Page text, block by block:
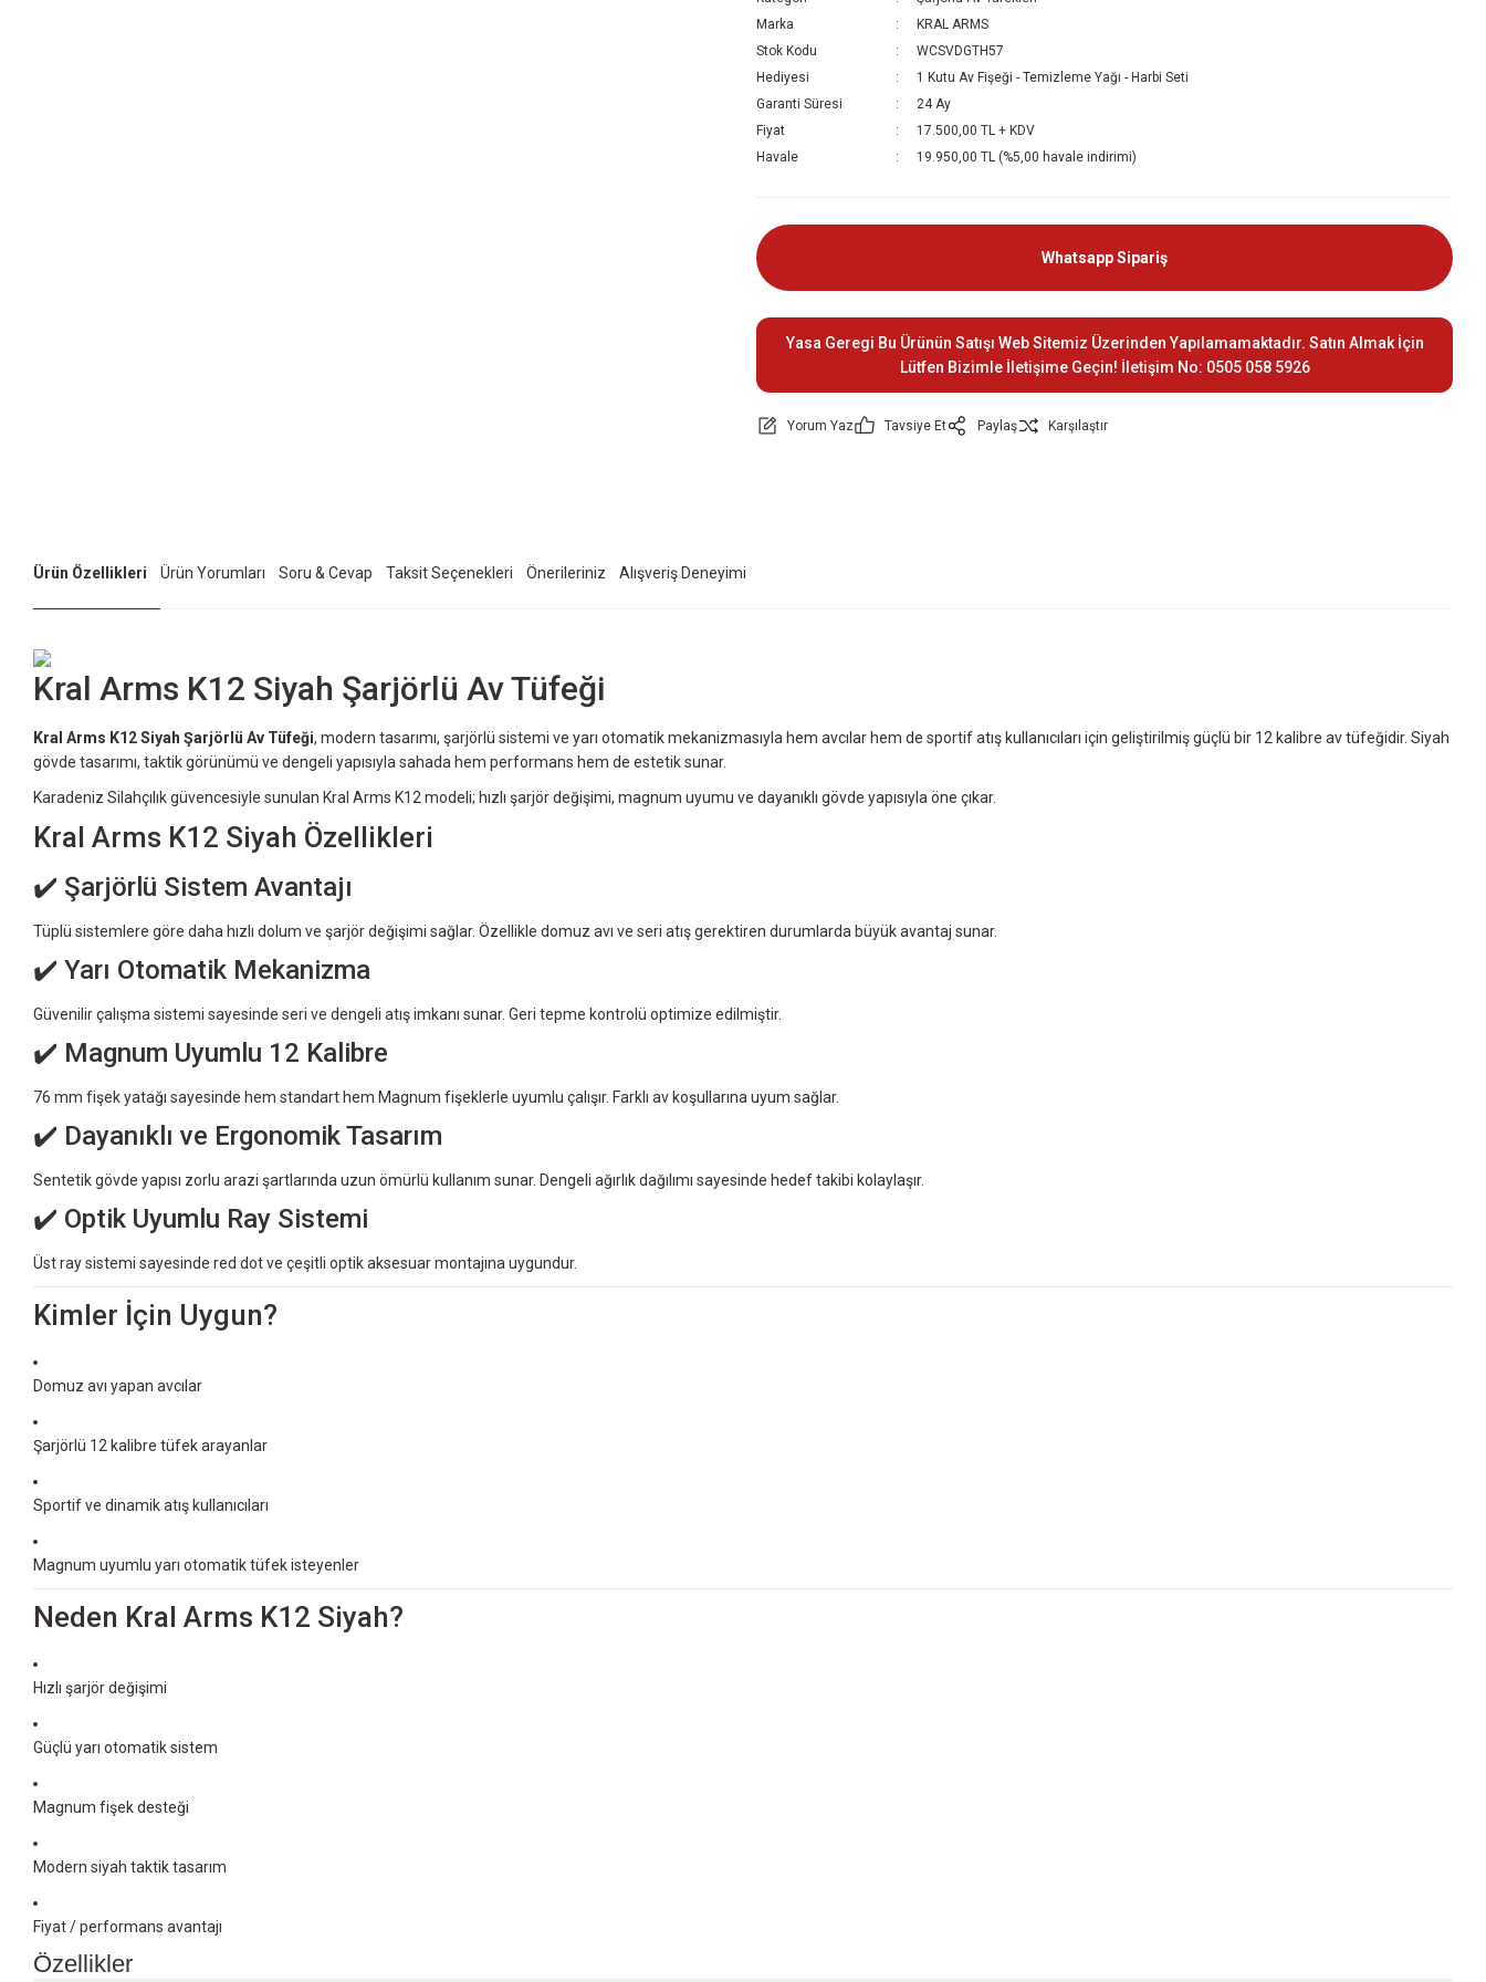
Marka
KRAL ARMS
Stok Kodu
WCSVDGTH57
Hediyesi
1 Kutu Av Fişeği - Temizleme Yağı - Harbi Seti
Garanti Süresi
24 Ay
Fiyat
17.500,00 TL + KDV
Havale
19.950,00 TL (%5,00 havale indirimi)
Whatsapp Sipariş
Yasa Geregi Bu Ürünün Satışı Web Sitemiz Üzerinden Yapılamamaktadır. Satın Almak İçin
Lütfen Bizimle İletişime Geçin! İletişim No: 0505 058 5926
Yorum Yaz Tavsiye Et Paylaş Karşılaştır
Ürün Özellikleri Ürün Yorumları Soru & Cevap Taksit Seçenekleri Önerileriniz Alışveriş Deneyimi
Kral Arms K12 Siyah Şarjörlü Av Tüfeği
Kral Arms K12 Siyah Şarjörlü Av Tüfeği, modern tasarımı, şarjörlü sistemi ve yarı otomatik mekanizmasıyla hem avcılar hem de sportif atış kullanıcıları için geliştirilmiş güçlü bir 12 kalibre av tüfeğidir. Siyah
gövde tasarımı, taktik görünümü ve dengeli yapısıyla sahada hem performans hem de estetik sunar.
Karadeniz Silahçılık güvencesiyle sunulan Kral Arms K12 modeli; hızlı şarjör değişimi, magnum uyumu ve dayanıklı gövde yapısıyla öne çıkar.
Kral Arms K12 Siyah Özellikleri
✔️ Şarjörlü Sistem Avantajı
Tüplü sistemlere göre daha hızlı dolum ve şarjör değişimi sağlar. Özellikle domuz avı ve seri atış gerektiren durumlarda büyük avantaj sunar.
✔️ Yarı Otomatik Mekanizma
Güvenilir çalışma sistemi sayesinde seri ve dengeli atış imkanı sunar. Geri tepme kontrolü optimize edilmiştir.
✔️ Magnum Uyumlu 12 Kalibre
76 mm fişek yatağı sayesinde hem standart hem Magnum fişeklerle uyumlu çalışır. Farklı av koşullarına uyum sağlar.
✔️ Dayanıklı ve Ergonomik Tasarım
Sentetik gövde yapısı zorlu arazi şartlarında uzun ömürlü kullanım sunar. Dengeli ağırlık dağılımı sayesinde hedef takibi kolaylaşır.
✔️ Optik Uyumlu Ray Sistemi
Üst ray sistemi sayesinde red dot ve çeşitli optik aksesuar montajına uygundur.
Kimler İçin Uygun?
Domuz avı yapan avcılar
Şarjörlü 12 kalibre tüfek arayanlar
Sportif ve dinamik atış kullanıcıları
Magnum uyumlu yarı otomatik tüfek isteyenler
Neden Kral Arms K12 Siyah?
Hızlı şarjör değişimi
Güçlü yarı otomatik sistem
Magnum fişek desteği
Modern siyah taktik tasarım
Fiyat / performans avantajı
Özellikler